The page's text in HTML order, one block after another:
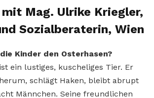
Mag. Ulrike Kriegler,
Sozialberaterin, Wien
Kinder den Osterhasen?
ein lustiges, kuscheliges Tier. Er
schlägt Haken, bleibt abrupt
Männchen. Seine freundlichen